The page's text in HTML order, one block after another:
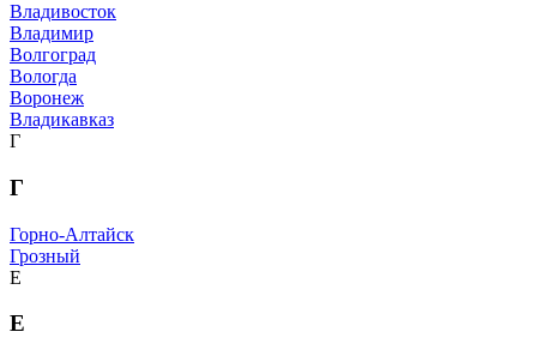
Владивосток
Владимир
Волгоград
Вологда
Воронеж
Владикавказ
Г
Г
Горно-Алтайск
Грозный
Е
Е